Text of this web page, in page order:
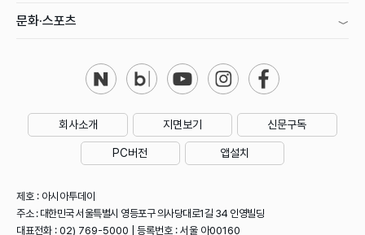
문화·스포츠
회사소개 지면보기 신문구독
PC버전 앱설치
제호 : 아시아투데이
주소 : 대한민국 서울특별시 영등포구 의사당대로1길 34 인영빌딩
대표전화 : 02) 769-5000 | 등록번호 : 서울 아00160